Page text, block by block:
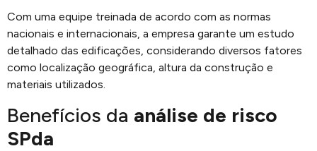
Com uma equipe treinada de acordo com as normas
nacionais e internacionais, a empresa garante um estudo
detalhado das edificações, considerando diversos fatores
como localização geográfica, altura da construção e
materiais utilizados.
Benefícios da análise de risco
SPda